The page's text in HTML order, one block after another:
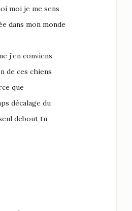
moi je me sens
dans mon monde
j’en conviens
de ces chiens
que
décalage du
debout tu